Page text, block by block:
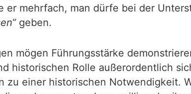
er mehrfach, man dürfe bei der
geben.
mögen Führungsstärke
historischen Rolle außerordentlich
zu einer historischen Notwendigkeit.